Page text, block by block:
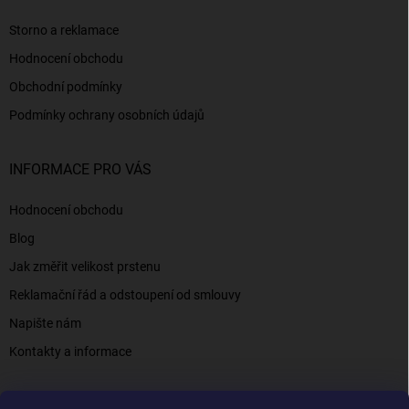
Storno a reklamace
Hodnocení obchodu
Obchodní podmínky
Podmínky ochrany osobních údajů
INFORMACE PRO VÁS
Hodnocení obchodu
Blog
Jak změřit velikost prstenu
Reklamační řád a odstoupení od smlouvy
Napište nám
Kontakty a informace